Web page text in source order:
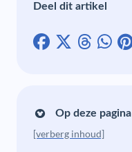
Deel dit artikel
Op deze pagina
[verberg inhoud]